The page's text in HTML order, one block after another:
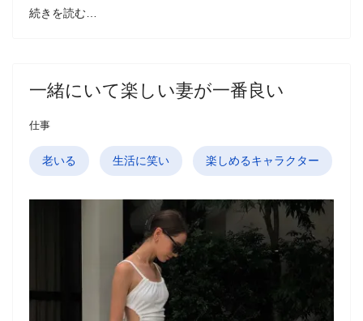
続きを読む…
一緒にいて楽しい妻が一番良い
仕事
老いる 生活に笑い 楽しめるキャラクター